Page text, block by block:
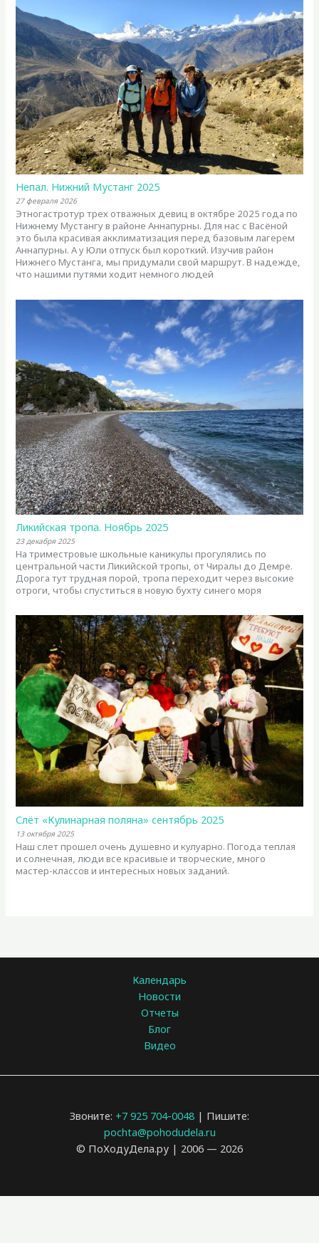
Непал. Нижний Мустанг 2025
27 февраля 2026
Этногастротур трех отважных девиц в октябре 2025 года по
Нижнему Мустангу в районе Аннапурны. Для нас с Васёной
это была красивая акклиматизация перед базовым лагерем
Аннапурны. А у Юли отпуск был короткий. Изучив район
Нижнего Мустанга, мы придумали свой маршрут. В надежде,
что нашими путями ходит немного людей
Ликийская тропа. Ноябрь 2025
23 декабря 2025
На триместровые школьные каникулы прогулялись по
центральной части Ликийской тропы, от Чиралы до Демре.
Дорога тут трудная порой, тропа переходит через высокие
отроги, чтобы спуститься в новую бухту синего моря
Слёт «Кулинарная поляна» сентябрь 2025
13 октября 2025
Наш слет прошел очень душевно и кулуарно. Погода теплая
и солнечная, люди все красивые и творческие, много
мастер-классов и интересных новых заданий.
Календарь
Новости
Отчеты
Блог
Видео
Звоните: +7 925 704-0048 | Пишите:
pochta@pohodudela.ru
© ПоХодуДела.ру | 2006 — 2026